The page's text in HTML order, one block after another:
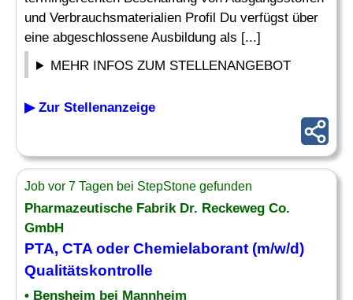
und Verbrauchsmaterialien Profil Du verfügst über
eine abgeschlossene Ausbildung als [...]
MEHR INFOS ZUM STELLENANGEBOT
▶ Zur Stellenanzeige
Job vor 7 Tagen bei StepStone gefunden
Pharmazeutische Fabrik Dr. Reckeweg Co.
GmbH
PTA, CTA oder Chemielaborant (m/w/d)
Qualitätskontrolle
• Bensheim bei Mannheim